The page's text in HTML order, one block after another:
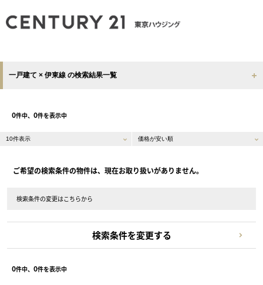
一戸建て × 伊東線 の検索結果一覧
0件中、 0件を表示中
ご希望の検索条件の物件は、現在お取り扱いがありません。
検索条件の変更はこちらから
検索条件を変更する
0件中、 0件を表示中